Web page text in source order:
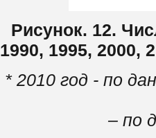
Рисунок. 12.
1990, 1995, 2000,
* 2010 год - по
– по